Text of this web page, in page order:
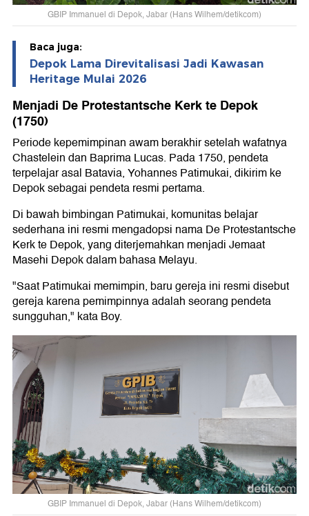
GBIP Immanuel di Depok, Jabar (Hans Wilhem/detikcom)
Baca juga:
Depok Lama Direvitalisasi Jadi Kawasan
Heritage Mulai 2026
Menjadi De Protestantsche Kerk te Depok
(1750)
Periode kepemimpinan awam berakhir setelah wafatnya
Chastelein dan Baprima Lucas. Pada 1750, pendeta
terpelajar asal Batavia, Yohannes Patimukai, dikirim ke
Depok sebagai pendeta resmi pertama.
Di bawah bimbingan Patimukai, komunitas belajar
sederhana ini resmi mengadopsi nama De Protestantsche
Kerk te Depok, yang diterjemahkan menjadi Jemaat
Masehi Depok dalam bahasa Melayu.
"Saat Patimukai memimpin, baru gereja ini resmi disebut
gereja karena pemimpinnya adalah seorang pendeta
sungguhan," kata Boy.
GBIP Immanuel di Depok, Jabar (Hans Wilhem/detikcom)